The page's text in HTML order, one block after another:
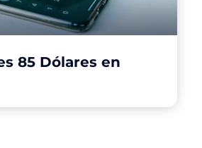
85 Dólares en